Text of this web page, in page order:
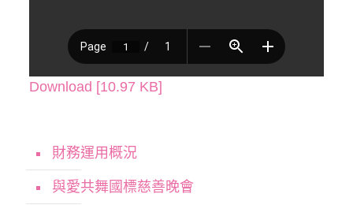
Download [10.97 KB]
財務運用概況
與愛共舞國標慈善晚會